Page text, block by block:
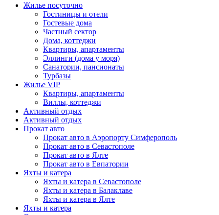
Жилье посуточно
Гостиницы и отели
Гостевые дома
Частный сектор
Дома, коттеджи
Квартиры, апартаменты
Эллинги (дома у моря)
Санатории, пансионаты
Турбазы
Жилье VIP
Квартиры, апартаменты
Виллы, коттеджи
Активный отдых
Активный отдых
Прокат авто
Прокат авто в Аэропорту Симферополь
Прокат авто в Севастополе
Прокат авто в Ялте
Прокат авто в Евпатории
Яхты и катера
Яхты и катера в Севастополе
Яхты и катера в Балаклаве
Яхты и катера в Ялте
Яхты и катера